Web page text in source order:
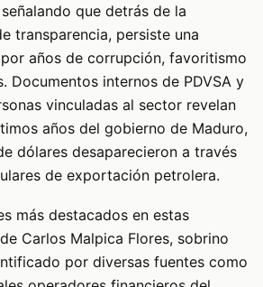
que detrás de la
transparencia, persiste una
años de corrupción, favoritismo
Documentos internos de PDVSA y
vinculadas al sector revelan
años del gobierno de Maduro,
dólares desaparecieron a través
de exportación petrolera.
más destacados en estas
Carlos Malpica Flores, sobrino
por diversas fuentes como